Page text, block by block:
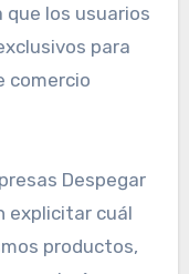
que los usuarios
para
comercio
Despegar
explicitar cuál
productos,